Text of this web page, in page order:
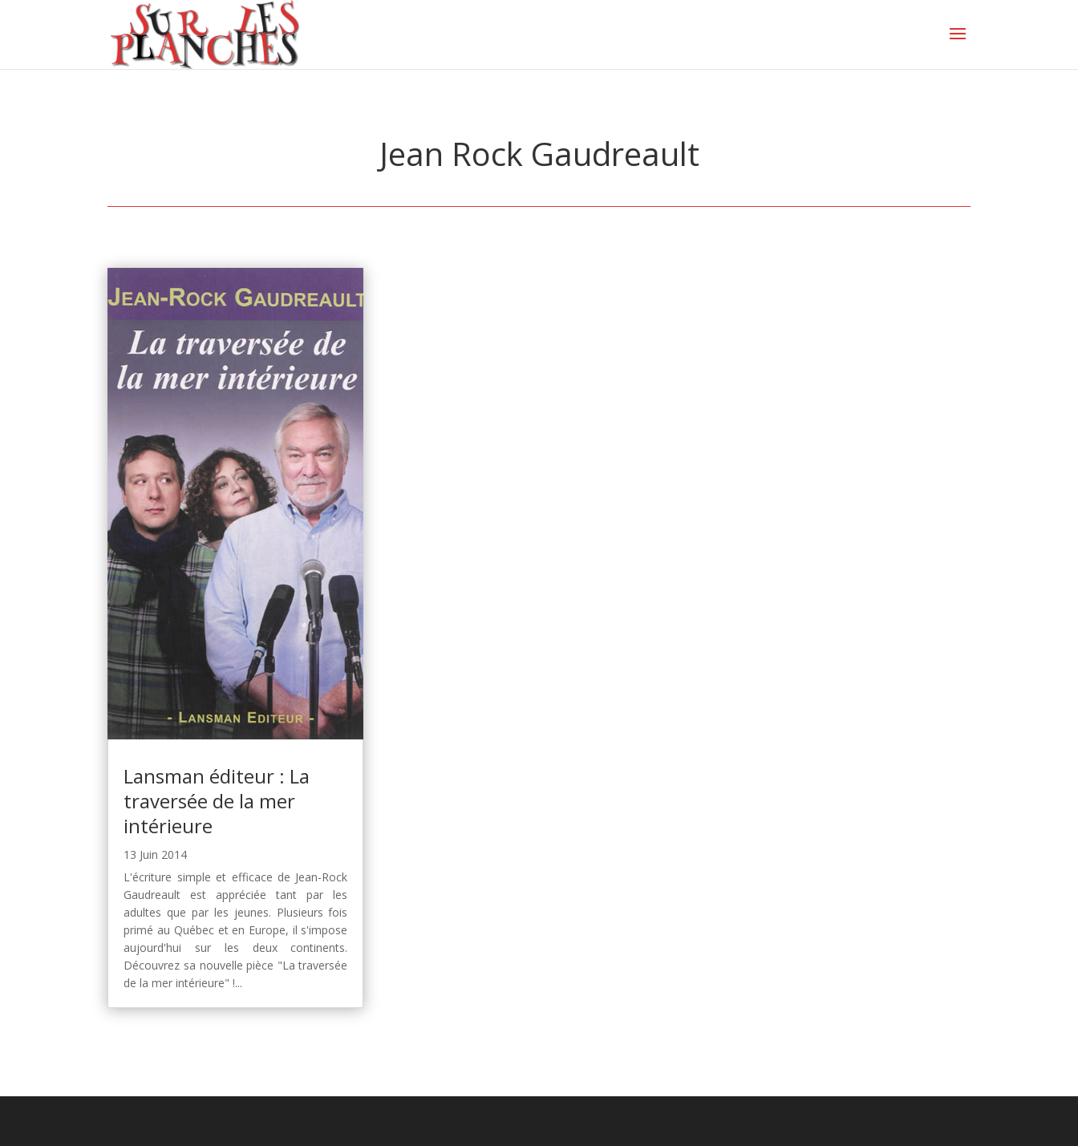
Jean Rock Gaudreault
Lansman éditeur : La
traversée de la mer
intérieure
13 Juin 2014
L'écriture simple et efficace de Jean-Rock
Gaudreault est appréciée tant par les
adultes que par les jeunes. Plusieurs fois
primé au Québec et en Europe, il s'impose
aujourd'hui sur les deux continents.
Découvrez sa nouvelle pièce "La traversée
de la mer intérieure" !...